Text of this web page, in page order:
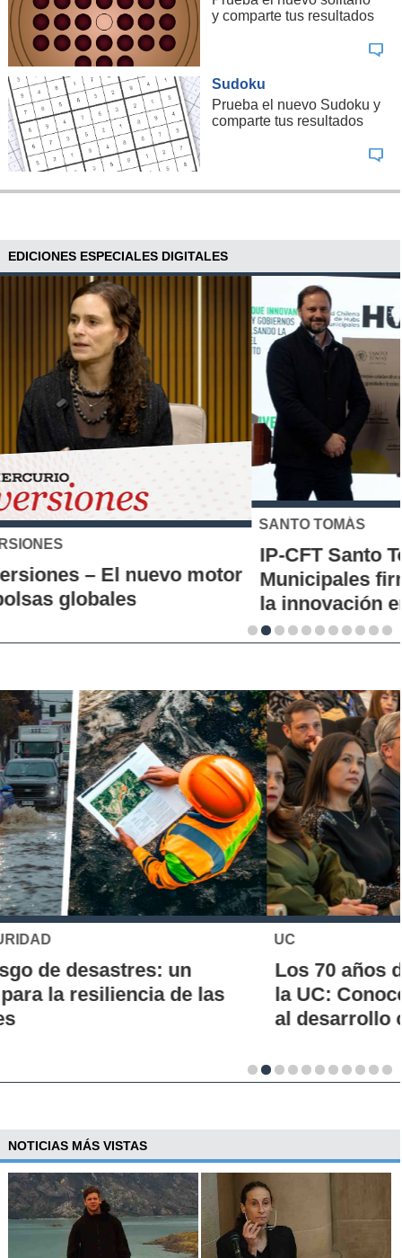
y comparte tus resultados
Sudoku
Prueba el nuevo Sudoku y
comparte tus resultados
EDICIONES ESPECIALES DIGITALES
SANTO TOMÁS
IP-CFT Santo Tomás y Red de Hubs
Municipales firman alianza para impulsar
la innovación en los territorios
UC
Los 70 años de la Carrera de Química de
la UC: Conoce su historia, hitos y aporte
al desarrollo científico del país
NOTICIAS MÁS VISTAS